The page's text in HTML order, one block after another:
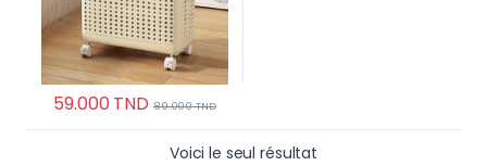
59.000TND 89.000TND
Voici le seul résultat